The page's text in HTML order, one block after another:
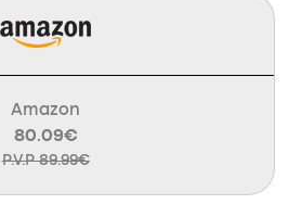
Amazon
80.09€
P.V.P 89.99€